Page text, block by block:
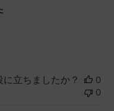
立ちましたか？
0
0